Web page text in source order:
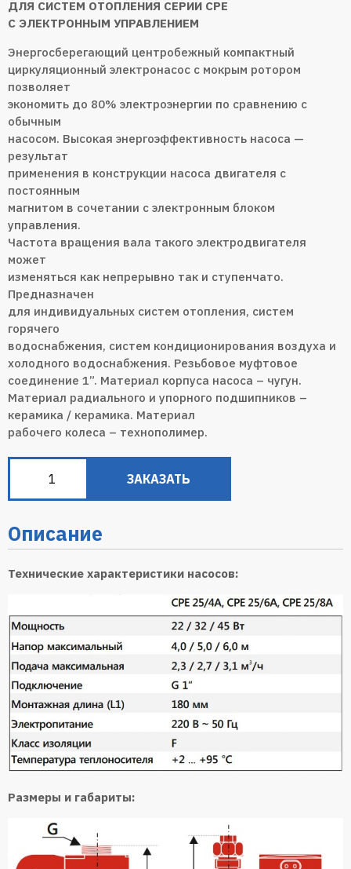
ДЛЯ СИСТЕМ ОТОПЛЕНИЯ СЕРИИ CPE
C ЭЛЕКТРОННЫМ УПРАВЛЕНИЕМ
Энергосберегающий центробежный компактный
циркуляционный электронасос с мокрым ротором
позволяет
экономить до 80% электроэнергии по сравнению с
обычным
насосом. Высокая энергоэффективность насоса —
результат
применения в конструкции насоса двигателя с
постоянным
магнитом в сочетании с электронным блоком
управления.
Частота вращения вала такого электродвигателя
может
изменяться как непрерывно так и ступенчато.
Предназначен
для индивидуальных систем отопления, систем
горячего
водоснабжения, систем кондиционирования воздуха и
холодного водоснабжения. Резьбовое муфтовое
соединение 1”. Материал корпуса насоса – чугун.
Материал радиального и упорного подшипников –
керамика / керамика. Материал
рабочего колеса – технополимер.
ЗАКАЗАТЬ
Описание
Технические характеристики насосов:
Размеры и габариты: